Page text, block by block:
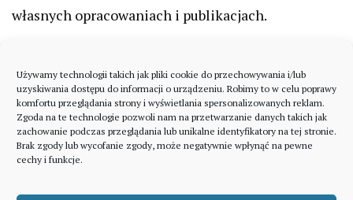
Używamy technologii takich jak pliki cookie do przechowywania i/lub
uzyskiwania dostępu do informacji o urządzeniu. Robimy to w celu poprawy
komfortu przeglądania strony i wyświetlania spersonalizowanych reklam.
Zgoda na te technologie pozwoli nam na przetwarzanie danych takich jak
zachowanie podczas przeglądania lub unikalne identyfikatory na tej stronie.
Brak zgody lub wycofanie zgody, może negatywnie wpłynąć na pewne
cechy i funkcje.
własnych opracowaniach i publikacjach.